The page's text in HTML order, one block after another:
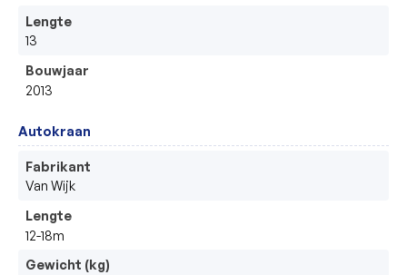
Lengte
13
Bouwjaar
2013
Autokraan
Fabrikant
Van Wijk
Lengte
12-18m
Gewicht (kg)